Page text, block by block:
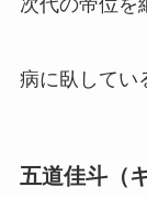
次代の帝位を
病に臥してい
五道佳斗（